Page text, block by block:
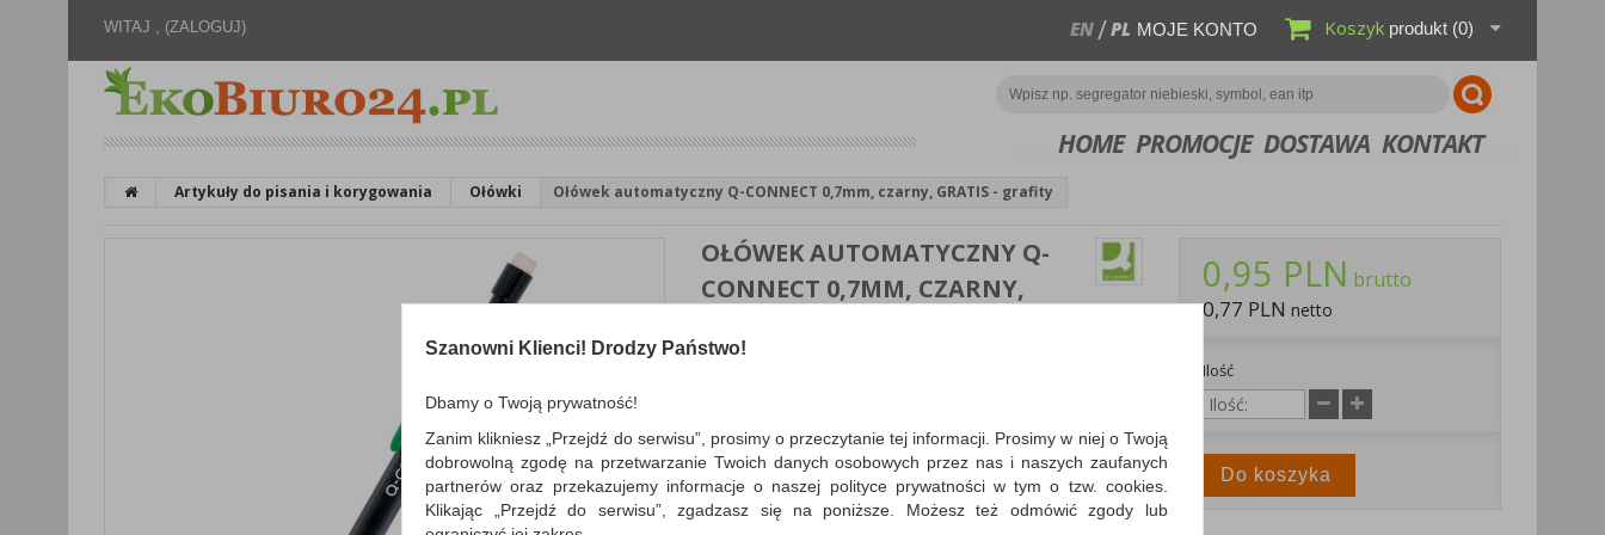
WITAJ , (ZALOGUJ) EN PL MOJE KONTO Koszyk produkt (0)
HOME PROMOCJE DOSTAWA KONTAKT
Artykuły do pisania i korygowania Ołówki Ołówek automatyczny Q-CONNECT 0,7mm, czarny, GRATIS - grafity
OŁÓWEK AUTOMATYCZNY Q-
CONNECT 0,7MM, CZARNY,
Dostępność:3 dni
Koszty dostawy
0,95 PLN brutto
0,77 PLN netto
Ilość
Do koszyka
Szanowni Klienci! Drodzy Państwo!
Dbamy o Twoją prywatność!
Zanim klikniesz „Przejdź do serwisu”, prosimy o przeczytanie tej informacji. Prosimy w niej o Twoją
dobrowolną zgodę na przetwarzanie Twoich danych osobowych przez nas i naszych zaufanych
partnerów oraz przekazujemy informacje o naszej polityce prywatności w tym o tzw. cookies.
Klikając „Przejdź do serwisu”, zgadzasz się na poniższe. Możesz też odmówić zgody lub